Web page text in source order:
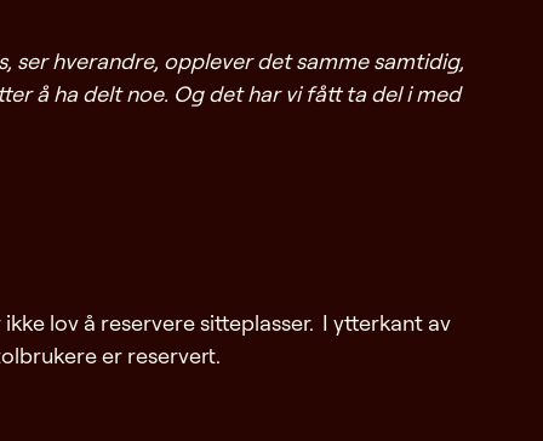
ser hverandre, opplever det samme samtidig,
å ha delt noe. Og det har vi fått ta del i med
lov å reservere sitteplasser. I ytterkant av
er reservert.